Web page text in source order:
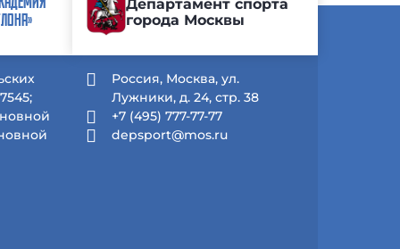
Департамент спорта
города Москвы
Россия, Москва, ул.
Лужники, д. 24, стр. 38
+7 (495) 777-77-77
depsport@mos.ru